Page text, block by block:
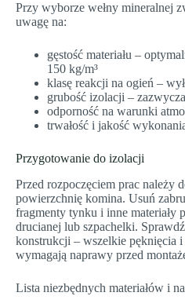
Przy wyborze wełny mineralnej
uwagę na:
gęstość materiału –
150 kg/m³
klasę reakcji na ogień –
grubość izolacji –
odporność na warunki
trwałość i jakość
Przygotowanie do izolacji
Przed rozpoczęciem prac należy
powierzchnię komina. Usuń
fragmenty tynku i inne materiały
drucianej lub szpachelki.
konstrukcji – wszelkie pęknięcia i
wymagają naprawy przed
Lista niezbędnych materiałów i